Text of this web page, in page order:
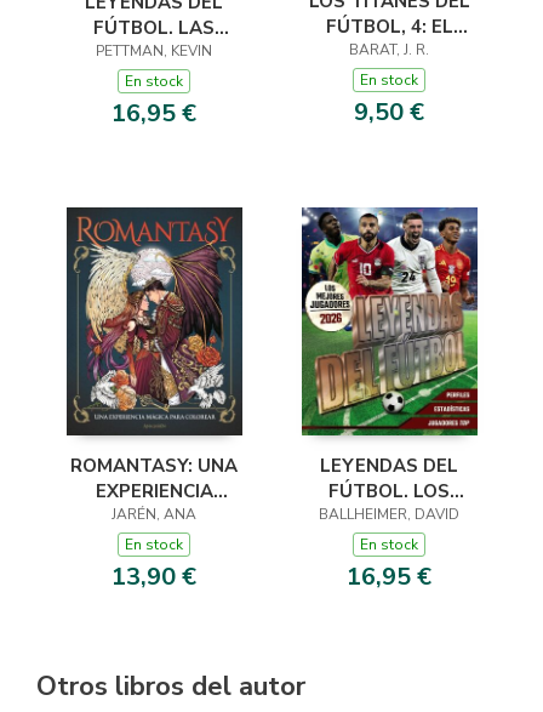
FÚTBOL. LAS
MEJORES
JUGADORAS 2026
PETTMAN, KEVIN
En stock
16,95 €
FÚTBOL, 4: EL
ASESINATO DEL
DELANTERO
CENTRO
BARAT, J. R.
En stock
9,50 €
ROMANTASY: UNA
EXPERIENCIA
MÁGICA PARA
COLOREAR
JARÉN, ANA
En stock
13,90 €
LEYENDAS DEL
FÚTBOL. LOS
MEJORES
JUGADORES 2026
BALLHEIMER, DAVID
En stock
16,95 €
Otros libros del autor